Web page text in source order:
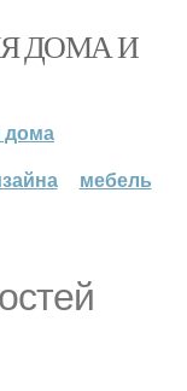
ДОМА И
дома
мебель